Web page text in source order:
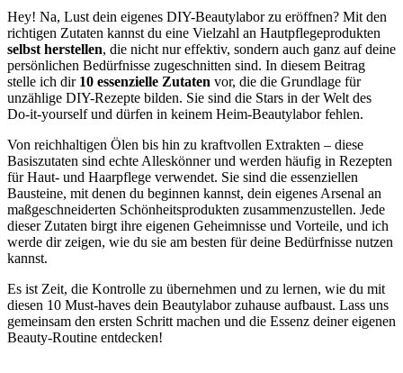
Hey! Na, Lust dein eigenes DIY-Beautylabor zu eröffnen? Mit den
richtigen Zutaten kannst du eine Vielzahl an Hautpflegeprodukten
selbst herstellen, die nicht nur effektiv, sondern auch ganz auf deine
persönlichen Bedürfnisse zugeschnitten sind. In diesem Beitrag
stelle ich dir 10 essenzielle Zutaten vor, die die Grundlage für
unzählige DIY-Rezepte bilden. Sie sind die Stars in der Welt des
Do-it-yourself und dürfen in keinem Heim-Beautylabor fehlen.
Von reichhaltigen Ölen bis hin zu kraftvollen Extrakten – diese
Basiszutaten sind echte Alleskönner und werden häufig in Rezepten
für Haut- und Haarpflege verwendet. Sie sind die essenziellen
Bausteine, mit denen du beginnen kannst, dein eigenes Arsenal an
maßgeschneiderten Schönheitsprodukten zusammenzustellen. Jede
dieser Zutaten birgt ihre eigenen Geheimnisse und Vorteile, und ich
werde dir zeigen, wie du sie am besten für deine Bedürfnisse nutzen
kannst.
Es ist Zeit, die Kontrolle zu übernehmen und zu lernen, wie du mit
diesen 10 Must-haves dein Beautylabor zuhause aufbaust. Lass uns
gemeinsam den ersten Schritt machen und die Essenz deiner eigenen
Beauty-Routine entdecken!